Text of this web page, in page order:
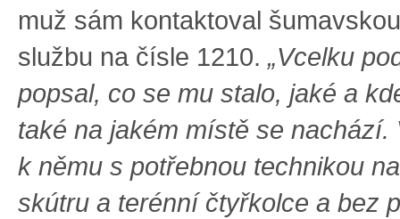
muž sám kontaktoval
službu na čísle 1210. „Vcelku
popsal, co se mu stalo, jaké a
také na jakém místě se nachází.
k němu s potřebnou technikou
skútru a terénní čtyřkolce a bez